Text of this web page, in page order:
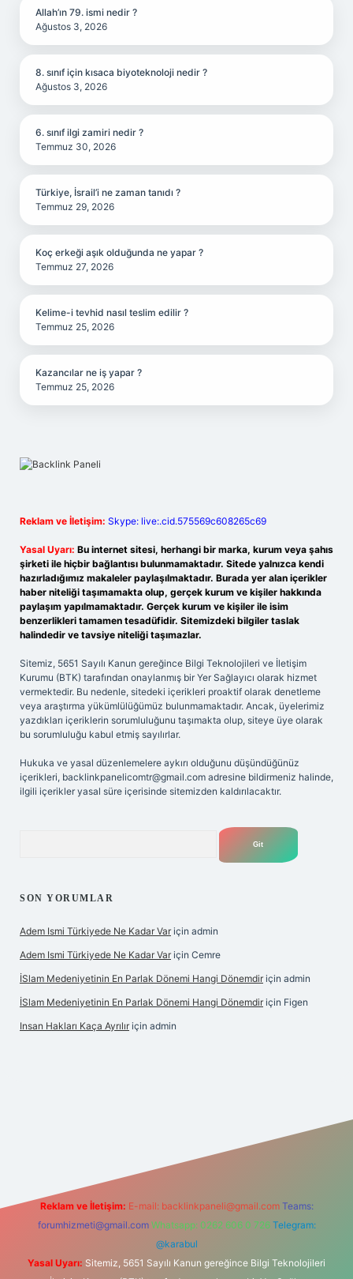
Allah’ın 79. ismi nedir ?
Ağustos 3, 2026
8. sınıf için kısaca biyoteknoloji nedir ?
Ağustos 3, 2026
6. sınıf ilgi zamiri nedir ?
Temmuz 30, 2026
Türkiye, İsrail’i ne zaman tanıdı ?
Temmuz 29, 2026
Koç erkeği aşık olduğunda ne yapar ?
Temmuz 27, 2026
Kelime-i tevhid nasıl teslim edilir ?
Temmuz 25, 2026
Kazancılar ne iş yapar ?
Temmuz 25, 2026
Reklam ve İletişim: Skype: live:.cid.575569c608265c69
Yasal Uyarı: Bu internet sitesi, herhangi bir marka, kurum veya şahıs
şirketi ile hiçbir bağlantısı bulunmamaktadır. Sitede yalnızca kendi
hazırladığımız makaleler paylaşılmaktadır. Burada yer alan içerikler
haber niteliği taşımamakta olup, gerçek kurum ve kişiler hakkında
paylaşım yapılmamaktadır. Gerçek kurum ve kişiler ile isim
benzerlikleri tamamen tesadüfidir. Sitemizdeki bilgiler taslak
halindedir ve tavsiye niteliği taşımazlar.
Sitemiz, 5651 Sayılı Kanun gereğince Bilgi Teknolojileri ve İletişim
Kurumu (BTK) tarafından onaylanmış bir Yer Sağlayıcı olarak hizmet
vermektedir. Bu nedenle, sitedeki içerikleri proaktif olarak denetleme
veya araştırma yükümlülüğümüz bulunmamaktadır. Ancak, üyelerimiz
yazdıkları içeriklerin sorumluluğunu taşımakta olup, siteye üye olarak
bu sorumluluğu kabul etmiş sayılırlar.
Hukuka ve yasal düzenlemelere aykırı olduğunu düşündüğünüz
içerikleri, backlinkpanelicomtr@gmail.com adresine bildirmeniz halinde,
ilgili içerikler yasal süre içerisinde sitemizden kaldırılacaktır.
SON YORUMLAR
Adem Ismi Türkiyede Ne Kadar Var için admin
Adem Ismi Türkiyede Ne Kadar Var için Cemre
İSlam Medeniyetinin En Parlak Dönemi Hangi Dönemdir için admin
İSlam Medeniyetinin En Parlak Dönemi Hangi Dönemdir için Figen
Insan Hakları Kaça Ayrılır için admin
Reklam ve İletişim: E-mail: backlinkpaneli@gmail.com Teams:
forumhizmeti@gmail.com Whatsapp: 0262 606 0 726 Telegram:
@karabul
Yasal Uyarı: Sitemiz, 5651 Sayılı Kanun gereğince Bilgi Teknolojileri